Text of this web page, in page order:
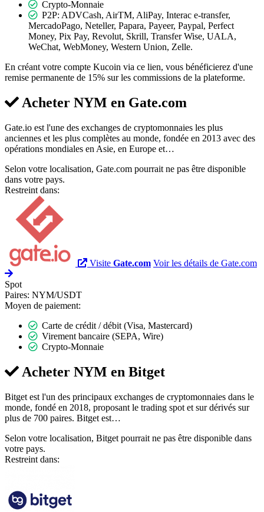
Crypto-Monnaie
P2P: ADVCash, AirTM, AliPay, Interac e-transfer,
MercadoPago, Neteller, Papara, Payeer, Paypal, Perfect
Money, Pix Pay, Revolut, Skrill, Transfer Wise, UALA,
WeChat, WebMoney, Western Union, Zelle.
En créant votre compte Kucoin via ce lien, vous bénéficierez d'une
remise permanente de 15% sur les commissions de la plateforme.
Acheter NYM en Gate.com
Gate.io est l'une des exchanges de cryptomonnaies les plus
anciennes et les plus complètes au monde, fondée en 2013 avec des
opérations mondiales en Asie, en Europe et…
Selon votre localisation, Gate.com pourrait ne pas être disponible
dans votre pays.
Restreint dans:
Visite Gate.com Voir les détails de Gate.com
Spot
Paires: NYM/USDT
Moyen de paiement:
Carte de crédit / débit (Visa, Mastercard)
Virement bancaire (SEPA, Wire)
Crypto-Monnaie
Acheter NYM en Bitget
Bitget est l'un des principaux exchanges de cryptomonnaies dans le
monde, fondé en 2018, proposant le trading spot et sur dérivés sur
plus de 700 paires. Bitget est…
Selon votre localisation, Bitget pourrait ne pas être disponible dans
votre pays.
Restreint dans: